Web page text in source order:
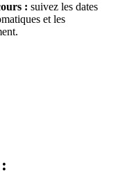
: suivez les dates
et les